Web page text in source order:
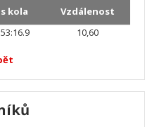
kola
Vzdálenost
10,60